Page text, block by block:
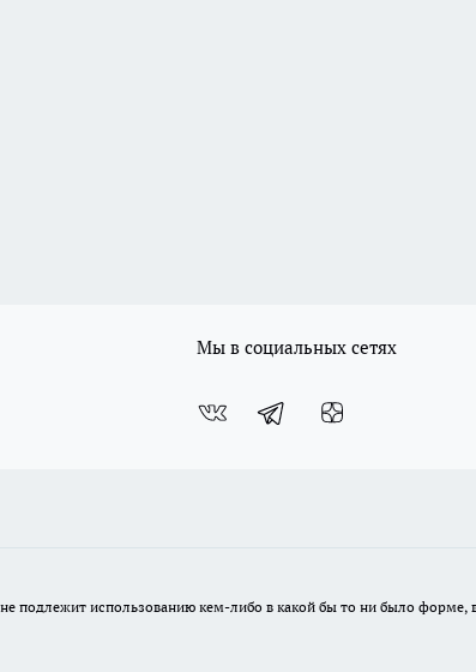
Мы в социальных сетях
подлежит использованию кем-либо в какой бы то ни было форме,